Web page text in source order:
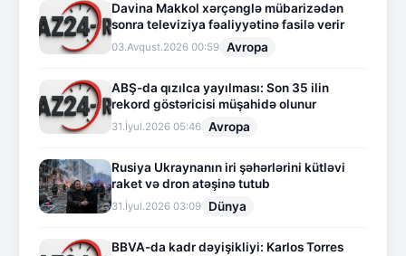
Davina Makkol xərçənglə mübarizədən
sonra televiziya fəaliyyətinə fasilə verir
03.Avqust.2026 00:59 Avropa
ABŞ-da qızılca yayılması: Son 35 ilin
rekord göstəricisi müşahidə olunur
31.İyul.2026 05:46 Avropa
Rusiya Ukraynanın iri şəhərlərini kütləvi
raket və dron atəşinə tutub
31.İyul.2026 03:09 Dünya
BBVA-da kadr dəyişikliyi: Karlos Torres